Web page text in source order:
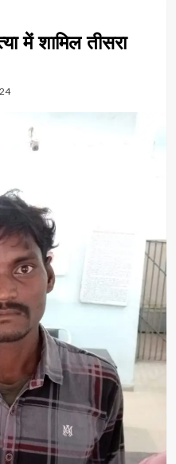
में शामिल तीसरा